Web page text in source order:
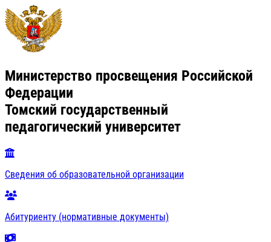
Министерство просвещения Российской
Федерации
Томский государственный
педагогический университет
Сведения об образовательной организации
Абитуриенту (нормативные документы)